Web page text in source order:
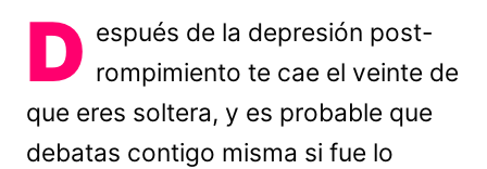
D espués de la depresión post-
rompimiento te cae el veinte de
que eres soltera, y es probable que
debatas contigo misma si fue lo